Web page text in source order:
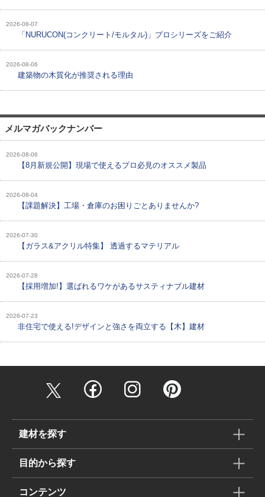
2026-08-07
「NURUCON(コンクリート/モルタル)」プロシリーズをご紹介
2026-08-06
建築物の木質化が推奨される理由
メルマガバックナンバー
2026-08-06
【8月新規公開】現場で使えるプロ必見のオススメ製品
2026-08-04
【課題解決】工場・倉庫のお困りごとありませんか?
2026-07-30
【ガラス&アクリル特集】 透過するマテリアル
2026-07-28
【採用増加!】選ばれるワケがあるサスティナブル建材
2026-07-23
非住宅で使える!デザインと強さを両立する【木】建材
建材を探す
目的から探す
コンテンツ